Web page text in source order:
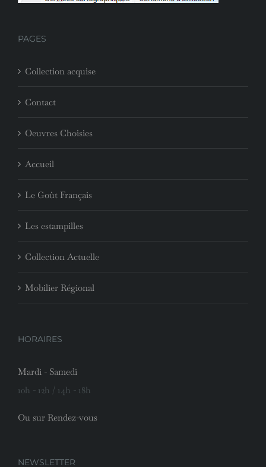
PAGES
Collection acquise
Contact
Oeuvres Choisies
Accueil
Le Goût Français
Les estampilles
Collection Actuelle
Mobilier Régional
HORAIRES
Mardi - Samedi
10h - 12h / 14h - 18h
Ou sur Rendez-vous
NEWSLETTER